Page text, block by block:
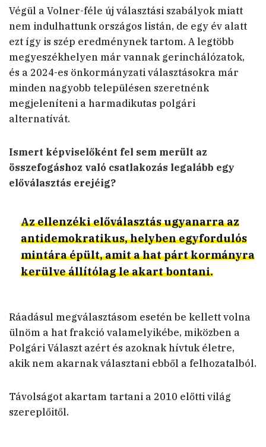
Végül a Volner-féle új választási szabályok miatt
nem indulhattunk országos listán, de egy év alatt
ezt így is szép eredménynek tartom. A legtöbb
megyeszékhelyen már vannak gerinchálózatok,
és a 2024-es önkormányzati választásokra már
minden nagyobb településen szeretnénk
megjeleníteni a harmadikutas polgári
alternatívát.
Ismert képviselőként fel sem merült az
összefogáshoz való csatlakozás legalább egy
előválasztás erejéig?
Az ellenzéki előválasztás ugyanarra az
antidemokratikus, helyben egyfordulós
mintára épült, amit a hat párt kormányra
kerülve állítólag le akart bontani.
Ráadásul megválasztásom esetén be kellett volna
ülnöm a hat frakció valamelyikébe, miközben a
Polgári Választ azért és azoknak hívtuk életre,
akik nem akarnak választani ebből a felhozatalból.
Távolságot akartam tartani a 2010 előtti világ
szereplőitől.